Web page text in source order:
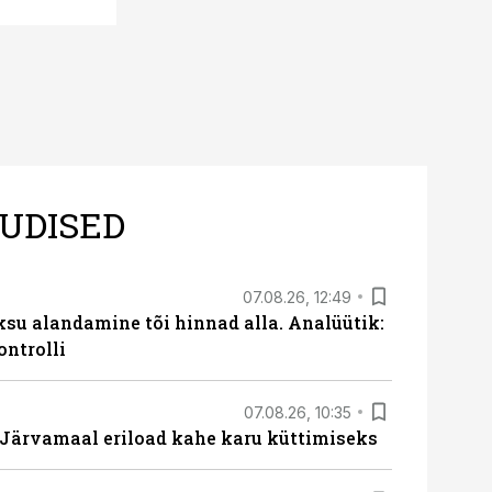
07.08.26, 12:49
alandamine tõi hinnad alla. Analüütik:
07.08.26, 10:35
eriload kahe karu küttimiseks